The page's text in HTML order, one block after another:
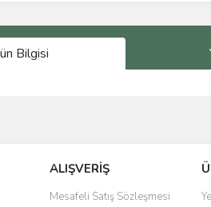
Bilgisi
bozuk veya görüntülenemiyor.
eksik bilgiler bulunuyor.
ALIŞVERİŞ
Mesafeli Satış Sözleşmesi